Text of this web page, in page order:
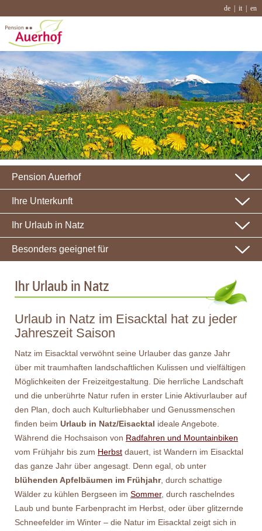
de it en
Pension Auerhof
Ihre Unterkunft
Ihr Urlaub in Natz
Besonders geeignet für
Ihr Urlaub in Natz
Urlaub in Natz im Eisacktal hat zu jeder
Jahreszeit Saison
Natz im Eisacktal verwöhnt seine Urlauber das ganze Jahr
über mit traumhaften landschaftlichen Kulissen und vielfältigen
Möglichkeiten der Freizeitgestaltung. Die herrliche Landschaft
und die unberührte Natur rufen in erster Linie Aktivurlauber auf
den Plan, doch auch Kulturliebhaber und Genussmenschen
finden beim Urlaub in Natz/Eisacktal ideale Angebote.
Während die Hochsaison von Radfahren und Mountainbiken
vom Frühjahr bis zum Herbst dauert, ist Wandern im Eisacktal
das ganze Jahr über angesagt. Denn egal, ob unter
blühenden Apfelbäumen im Frühjahr, durch schattige
Wälder zu kühlen Bergseen im Sommer, durch raschelndes
Laub und bunte Farbenpracht im Herbst, oder über glitzernde
Schneefelder im Winter – die Natur im Eisacktal zeigt sich in